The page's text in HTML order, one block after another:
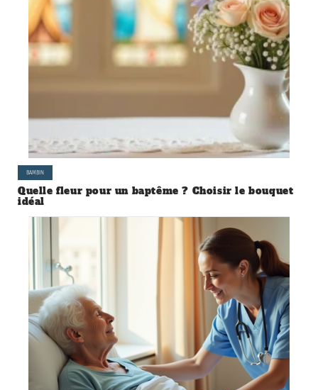
BAMBIN
Quelle fleur pour un baptême ? Choisir le bouquet
idéal